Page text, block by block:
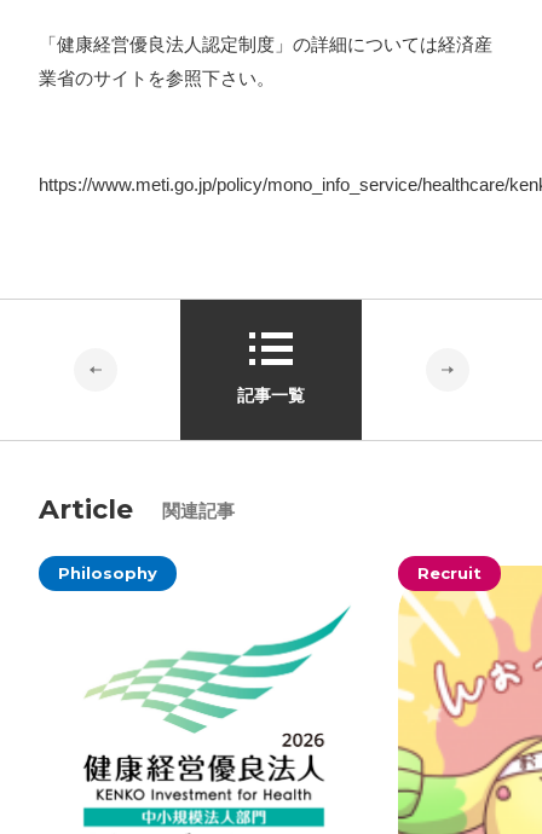
「健康経営優良法人認定制度」の詳細については経済産
業省のサイト を参照下さい。
https://www.meti.go.jp/policy/mono_info_service/healthcare/
記事一覧
Article 関連記事
Philosophy Recruit